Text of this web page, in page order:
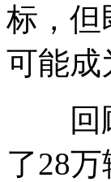
标，但
可能成
回顾
了28